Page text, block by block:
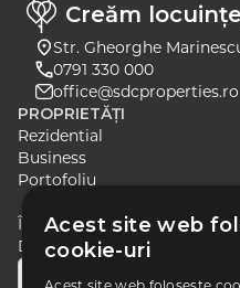
Creăm
Str. Gheorghe
0791 330 000
office@sdcproperties.ro
PROPRIETĂȚI
Rezidential
Business
Portofoliu
ÎNSCRIE-TE PENTRU A
DESPRE CELE MAI RECENTE
Acest site web
cookie-uri